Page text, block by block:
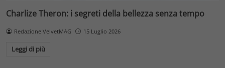
Charlize Theron: i segreti della bellezza senza tempo
Redazione VelvetMAG 15 Luglio 2026
Leggi di più